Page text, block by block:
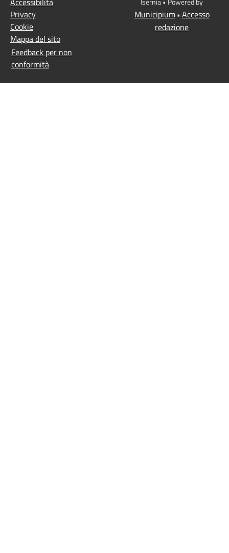
Privacy
Cookie
Mappa del sito
Feedback per non
conformità
Municipium• Accesso
redazione